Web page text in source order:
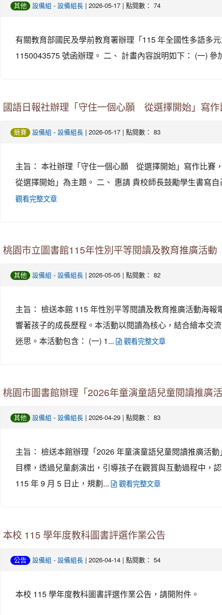
其他 設備組 - 設備組長 | 2026-05-17 | 點閱數： 74
有關教育部國民及學前教育署辦理「115 年全國性多語多
1150043575 號函辦理。 二、 計畫內容說明如下： (一)
國語日報社辦理「守住一個心願 從選擇開始」寫作
競賽 設備組 - 設備組長 | 2026-05-17 | 點閱數： 83
主旨： 本社辦理「守住一個心願 從選擇開始」寫作比賽
從選擇開始」為主題。 二、 惠請 貴校師長鼓勵學生書寫
觀看完整文章
桃園市立圖書館115年性別平等閱讀及教育推廣活動
其他 設備組 - 設備組長 | 2026-05-05 | 點閱數： 82
主旨： 檢送本館 115 年性別平等閱讀及教育推廣活動海
響著孩子的成長歷程。本活動以閱讀為核心，結合繪本交
迷思。本活動包含： (一) 1...
觀看完整文章
桃園市圖書館辦理「2026年童演童語兒童閱讀推廣
其他 設備組 - 設備組長 | 2026-04-29 | 點閱數： 83
主旨： 檢送本館辦理「2026 年童演童語兒童閱讀推廣活
目標，透過兒童劇演出，引導孩子在觀賞與互動過程中，
115 年 9 月 5 日止，規劃...
觀看完整文章
本校 115 學年度教科圖書評選作業公告
公告 設備組 - 設備組長 | 2026-04-14 | 點閱數： 54
本校 115 學年度教科圖書評選作業公告，請開附件。